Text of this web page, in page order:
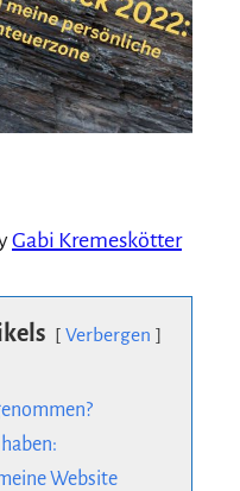
Gabi Kremeskötter
Verbergen
Website